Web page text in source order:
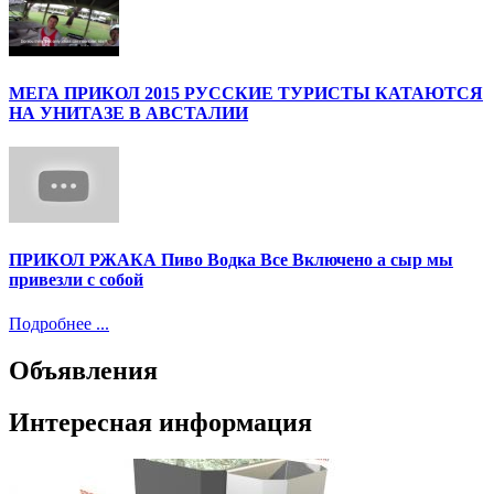
МЕГА ПРИКОЛ 2015 РУССКИЕ ТУРИСТЫ КАТАЮТСЯ
НА УНИТАЗЕ В АВСТАЛИИ
ПРИКОЛ РЖАКА Пиво Водка Все Включено а сыр мы
привезли с собой
Подробнее ...
Объявления
Интересная информация